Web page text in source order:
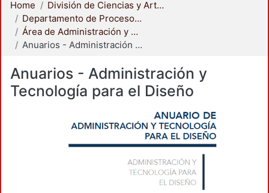
Home
División de Ciencias y Artes para el Diseño
Departamento de Procesos y Técnicas de Realización
Área de Administración y Tecnología para el Diseño
Anuarios - Administración y Tecnología para el Diseño
Anuarios - Administración y
Tecnología para el Diseño